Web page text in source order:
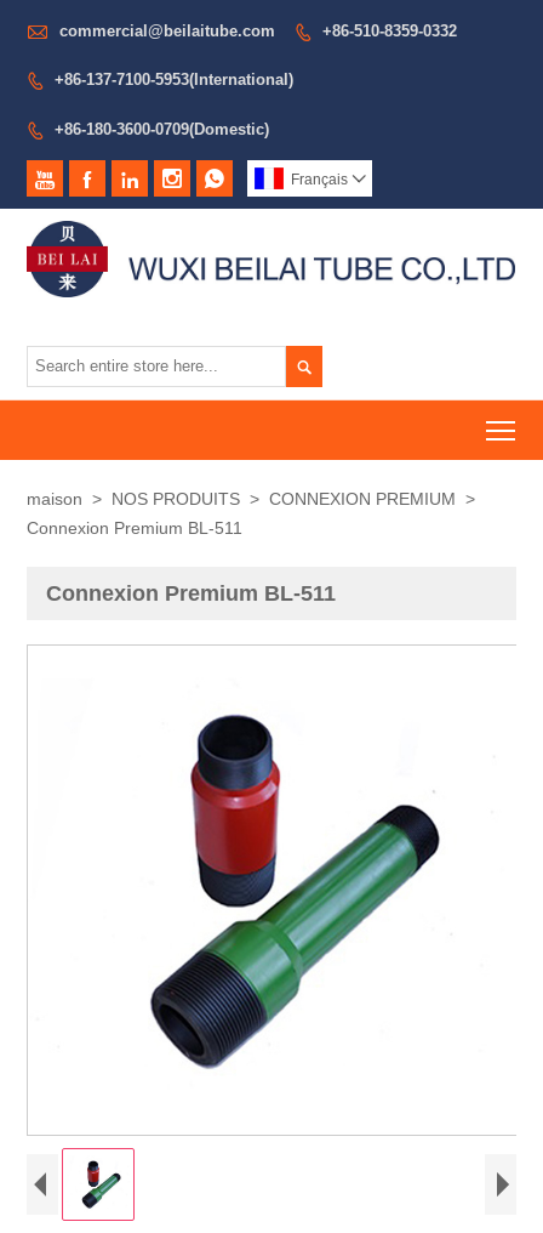
 commercial@beilaitube.com  +86-510-8359-0332
 +86-137-7100-5953(International)
 +86-180-3600-0709(Domestic)
     Français 

maison > NOS PRODUITS > CONNEXION PREMIUM >
Connexion Premium BL-511
Connexion Premium BL-511